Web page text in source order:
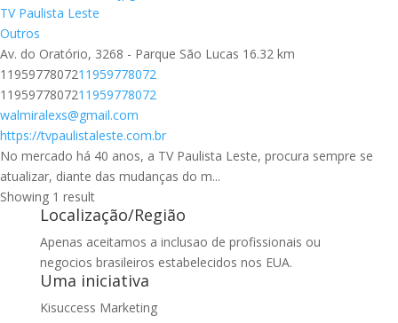
TV Paulista Leste
Outros
Av. do Oratório, 3268 - Parque São Lucas 16.32 km
1195977807211959778072
1195977807211959778072
walmiralexs@gmail.com
https://tvpaulistaleste.com.br
No mercado há 40 anos, a TV Paulista Leste, procura sempre se
atualizar, diante das mudanças do m...
Showing 1 result
Localização/Região
Apenas aceitamos a inclusao de profissionais ou
negocios brasileiros estabelecidos nos EUA.
Uma iniciativa
Kisuccess Marketing